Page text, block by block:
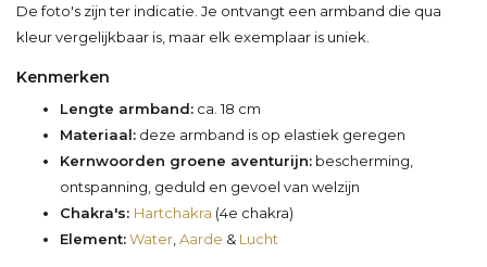
De foto's zijn ter indicatie. Je ontvangt een armband die qua
kleur vergelijkbaar is, maar elk exemplaar is uniek.
Kenmerken
Lengte armband: ca. 18 cm
Materiaal: deze armband is op elastiek geregen
Kernwoorden groene aventurijn: bescherming,
ontspanning, geduld en gevoel van welzijn
Chakra's: Hartchakra (4e chakra)
Element:Water Aarde & Lucht